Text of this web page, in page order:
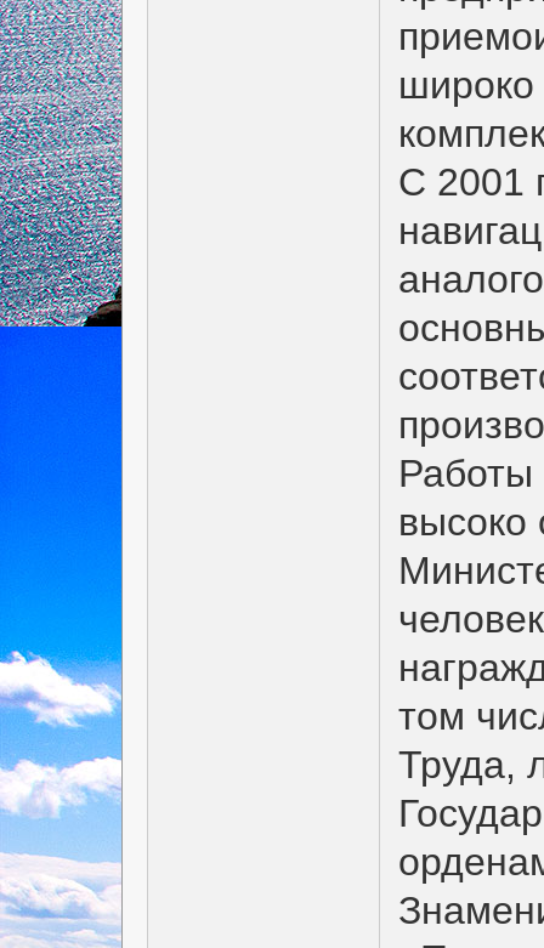
широко
С 2001
Работы
высоко
том
Труда,